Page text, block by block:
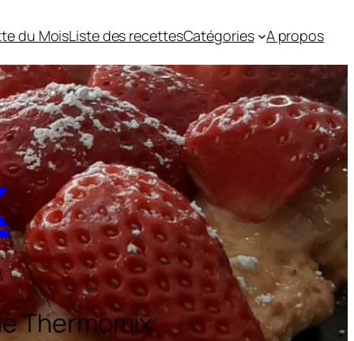
du MoisListe des recettesCatégories A propos
Thermomix